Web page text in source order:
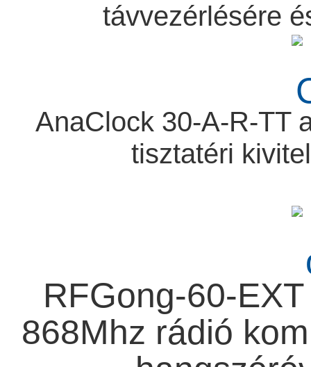
távvezérlésére
AnaClock 30-A-R-TT
tisztatéri
RFGong-60-
868Mhz rádió